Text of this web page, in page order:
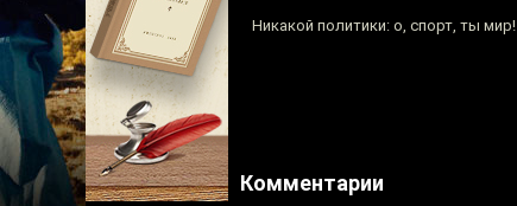
Никакой политики: о, спорт, ты мир!
Комментарии